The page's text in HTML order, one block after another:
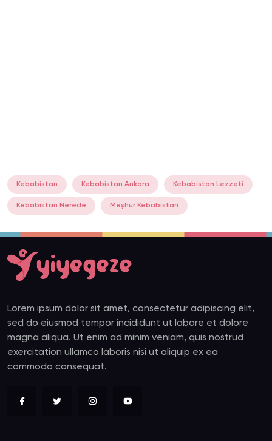
Kebabistan Kebabistan Ankara Kebabistan Lezzeti
Kebabistan Nerede Meşhur Kebabistan
Lorem ipsum dolor sit amet, consectetur adipiscing elit,
sed do eiusmod tempor incididunt ut labore et dolore
magna aliqua. Ut enim ad minim veniam, quis nostrud
exercitation ullamco laboris nisi ut aliquip ex ea
commodo consequat.